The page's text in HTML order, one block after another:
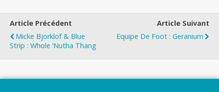
Article Précédent
Micke Bjorklof & Blue
Strip : Whole ‘Nutha Thang
Article Suivant
Equipe De Foot : Geranium